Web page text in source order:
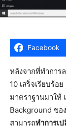
Facebook
หลังจากที่ทำการ
10 เสร็จเรียบร้อ
มาตราฐานมาให้
Background ขอ
สามารถทำการเ